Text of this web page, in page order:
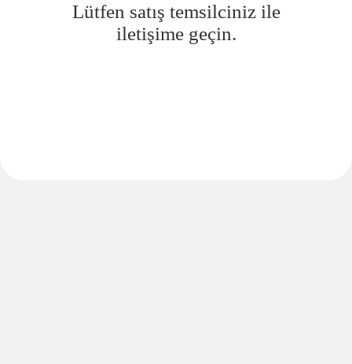
Lütfen satış temsilciniz ile
iletişime geçin.